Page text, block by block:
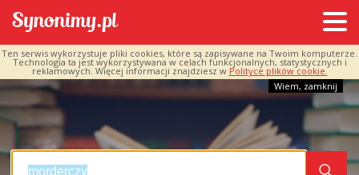
Ten serwis wykorzystuje pliki cookies, które są zapisywane na Twoim komputerze.
Technologia ta jest wykorzystywana w celach funkcjonalnych, statystycznych i
reklamowych. Więcej informacji znajdziesz w Polityce plików cookie.
Wiem, zamknij